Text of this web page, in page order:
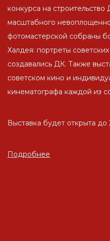
конкурса на
масштабного
фотомастерской собраны
Халдея: портреты
создавались ДК. Также
советском кино и
кинематографа каждой из
Выставка будет открыта
Подробнее